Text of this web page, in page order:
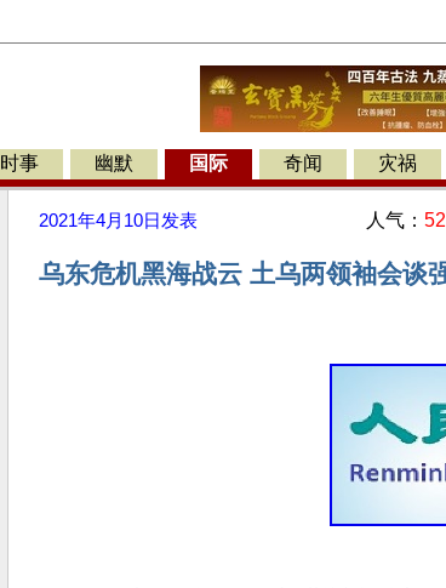
时事 幽默 国际 奇闻 灾祸
2021年4月10日 发表 人气：
乌东危机黑海战云 土乌两领袖会谈